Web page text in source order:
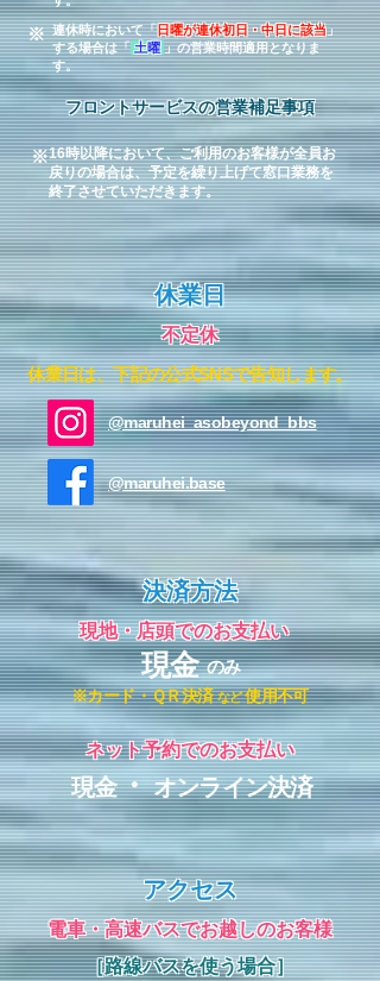
※ 連休時において「日曜が連休初日・中日に該当」
する場合は「 土曜」の営業時間適用となりま
す。
フロントサービスの営業補足事項
※16時以降において、ご利用のお客様が全員お
戻りの場合は、予定を繰り上げて窓口業務を
終了させていただきます。
​休業日
不定休
休業日は、下記の公式SNSで告知します。
@maruhei_asobeyond_bbs
@maruhei.base
決済方法
​現地・店頭でのお支払い
現金 のみ
※カード・ＱＲ決済など使用不可
ネット予約でのお支払い
現金・オンライン決済
アクセス
電車・高速バスでお越しのお客様
［路線バスを使う場合］